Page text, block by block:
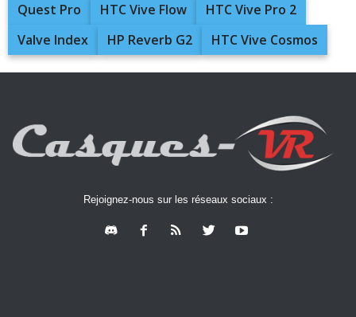
Quest Pro
HTC Vive Flow
HTC Vive Pro 2
Valve Index
HP Reverb G2 HTC Vive Cosmos
Rejoignez-nous sur les réseaux sociaux :